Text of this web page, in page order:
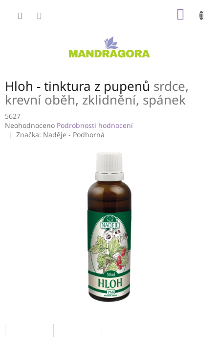
Hloh - tinktura z pupenů srdce,
krevní oběh, zklidnění, spánek
5627
Průměrné
hodnocení
Neohodnoceno Podrobnosti hodnocení
Značka: Naděje - Podhorná